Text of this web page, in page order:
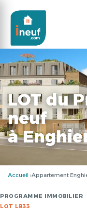
LOT du
neuf
à
Accueil Appartement
PROGRAMME IMMOBILIER
LOT LB33